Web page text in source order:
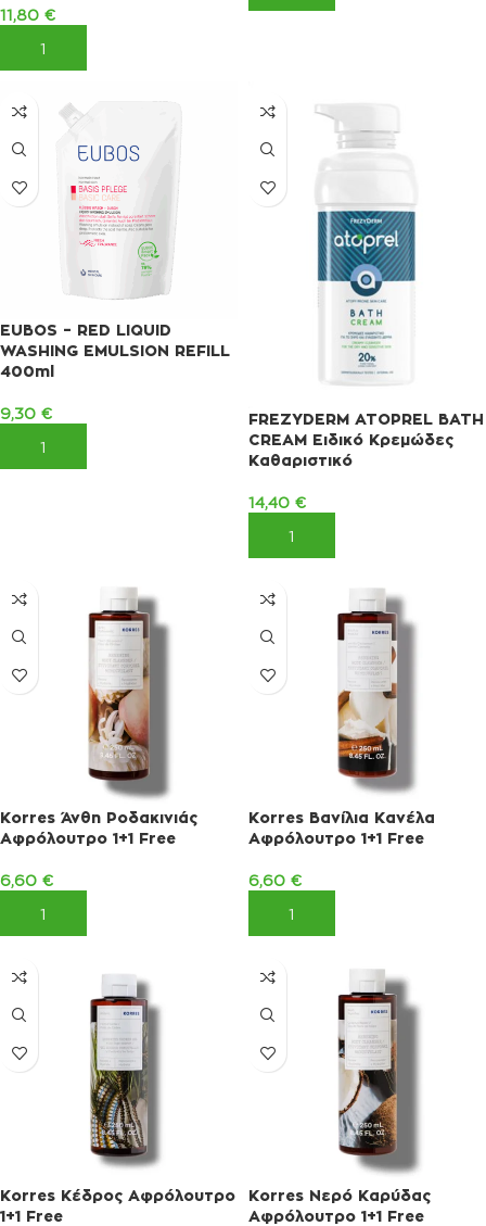
11,80 €
ΠΡΟΣΘΉΚΗ ΣΤΟ ΚΑΛΆΘΙ
EUBOS – RED LIQUID
WASHING EMULSION REFILL
400ml
9,30 €
ΠΡΟΣΘΉΚΗ ΣΤΟ ΚΑΛΆΘΙ
FREZYDERM ATOPREL BATH
CREAM Ειδικό Κρεμώδες
Καθαριστικό
14,40 €
ΠΡΟΣΘΉΚΗ ΣΤΟ ΚΑΛΆΘΙ
Korres Άνθη Ροδακινιάς
Αφρόλουτρο 1+1 Free
6,60 €
ΠΡΟΣΘΉΚΗ ΣΤΟ ΚΑΛΆΘΙ
Korres Βανίλια Κανέλα
Αφρόλουτρο 1+1 Free
6,60 €
ΠΡΟΣΘΉΚΗ ΣΤΟ ΚΑΛΆΘΙ
Korres Κέδρος Αφρόλουτρο
1+1 Free
Korres Νερό Καρύδας
Αφρόλουτρο 1+1 Free